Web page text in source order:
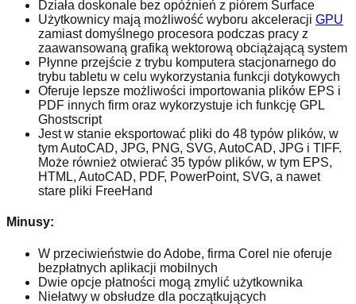
Działa doskonale bez opóźnień z piórem Surface
Użytkownicy mają możliwość wyboru akceleracji GPU
zamiast domyślnego procesora podczas pracy z
zaawansowaną grafiką wektorową obciążającą system
Płynne przejście z trybu komputera stacjonarnego do
trybu tabletu w celu wykorzystania funkcji dotykowych
Oferuje lepsze możliwości importowania plików EPS i
PDF innych firm oraz wykorzystuje ich funkcję GPL
Ghostscript
Jest w stanie eksportować pliki do 48 typów plików, w
tym AutoCAD, JPG, PNG, SVG, AutoCAD, JPG i TIFF.
Może również otwierać 35 typów plików, w tym EPS,
HTML, AutoCAD, PDF, PowerPoint, SVG, a nawet
stare pliki FreeHand
Minusy:
W przeciwieństwie do Adobe, firma Corel nie oferuje
bezpłatnych aplikacji mobilnych
Dwie opcje płatności mogą zmylić użytkownika
Niełatwy w obsłudze dla początkujących